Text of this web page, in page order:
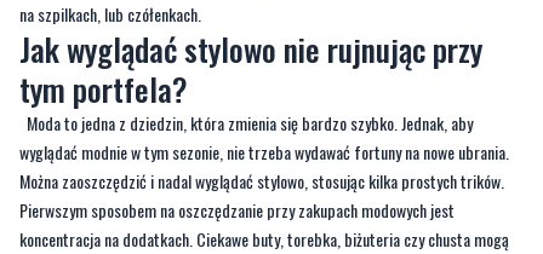
na szpilkach, lub czółenkach.
Jak wyglądać stylowo nie rujnując przy
tym portfela?
Moda to jedna z dziedzin, która zmienia się bardzo szybko. Jednak, aby
wyglądać modnie w tym sezonie, nie trzeba wydawać fortuny na nowe ubrania.
Można zaoszczędzić i nadal wyglądać stylowo, stosując kilka prostych trików.
Pierwszym sposobem na oszczędzanie przy zakupach modowych jest
koncentracja na dodatkach. Ciekawe buty, torebka, biżuteria czy chusta mogą